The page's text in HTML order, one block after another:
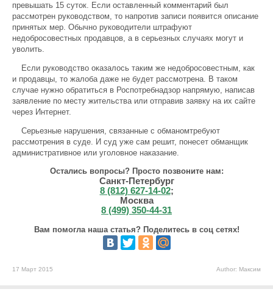
превышать 15 суток. Если оставленный комментарий был
рассмотрен руководством, то напротив записи появится описание
принятых мер. Обычно руководители штрафуют
недобросовестных продавцов, а в серьезных случаях могут и
уволить.
Если руководство оказалось таким же недобросовестным, как
и продавцы, то жалоба даже не будет рассмотрена. В таком
случае нужно обратиться в Роспотребнадзор напрямую, написав
заявление по месту жительства или отправив заявку на их сайте
через Интернет.
Серьезные нарушения, связанные с обманомтребуют
рассмотрения в суде. И суд уже сам решит, понесет обманщик
административное или уголовное наказание.
Остались вопросы? Просто позвоните нам:
Санкт-Петербург
8 (812) 627-14-02;
Москва
8 (499) 350-44-31
Вам помогла наша статья? Поделитесь в соц сетях!
17 Март 2015 Author: Максим